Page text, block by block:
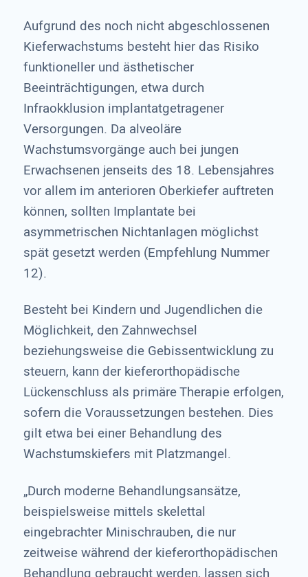
Aufgrund des noch nicht abgeschlossenen
Kieferwachstums besteht hier das Risiko
funktioneller und ästhetischer
Beeinträchtigungen, etwa durch
Infraokklusion implantatgetragener
Versorgungen. Da alveoläre
Wachstumsvorgänge auch bei jungen
Erwachsenen jenseits des 18. Lebensjahres
vor allem im anterioren Oberkiefer auftreten
können, sollten Implantate bei
asymmetrischen Nichtanlagen möglichst
spät gesetzt werden (Empfehlung Nummer
12).
Besteht bei Kindern und Jugendlichen die
Möglichkeit, den Zahnwechsel
beziehungsweise die Gebissentwicklung zu
steuern, kann der kieferorthopädische
Lückenschluss als primäre Therapie erfolgen,
sofern die Voraussetzungen bestehen. Dies
gilt etwa bei einer Behandlung des
Wachstumskiefers mit Platzmangel.
„Durch moderne Behandlungsansätze,
beispielsweise mittels skelettal
eingebrachter Minischrauben, die nur
zeitweise während der kieferorthopädischen